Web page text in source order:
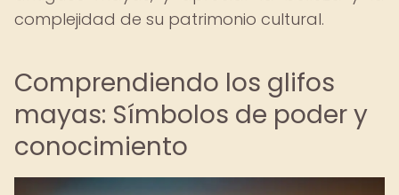
complejidad de su patrimonio cultural.
Comprendiendo los glifos
mayas: Símbolos de poder y
conocimiento